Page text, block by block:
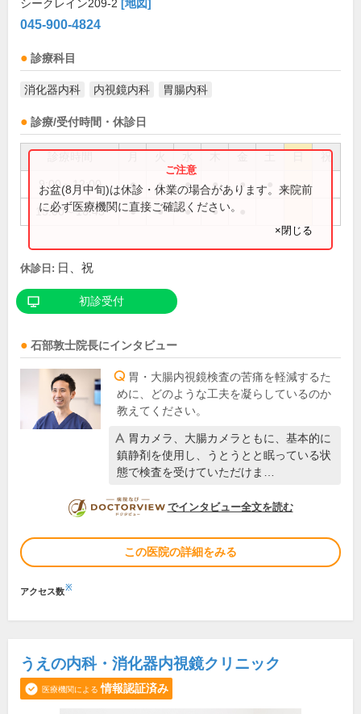
シークレイン209-2 [地図]
045-900-4824
診療科目
消化器内科 内視鏡内科 胃腸内科
診療/受付時間・休診日
祝
9:00～12:00 ● ● ● ● ●
15:00～16:45 ● ● ● ●
お盆(8月中旬)は休診・休業の場合があります。来院前
に必ず医療機関に直接ご確認ください。
×閉じる
休診日: 日、祝
初診受付
石部敦士院長にインタビュー
胃・大腸内視鏡検査の苦痛を軽減するた
めに、どのような工夫を凝らしているのか
教えてください。
胃カメラ、大腸カメラともに、基本的に
鎮静剤を使用し、うとうとと眠っている状
態で検査を受けていただけま…
DOCTORVIEW
でインタビュー全文を読む
この医院の詳細をみる
アクセス数※
うえの内科・消化器内視鏡クリニック
医療機関による 情報認証済み